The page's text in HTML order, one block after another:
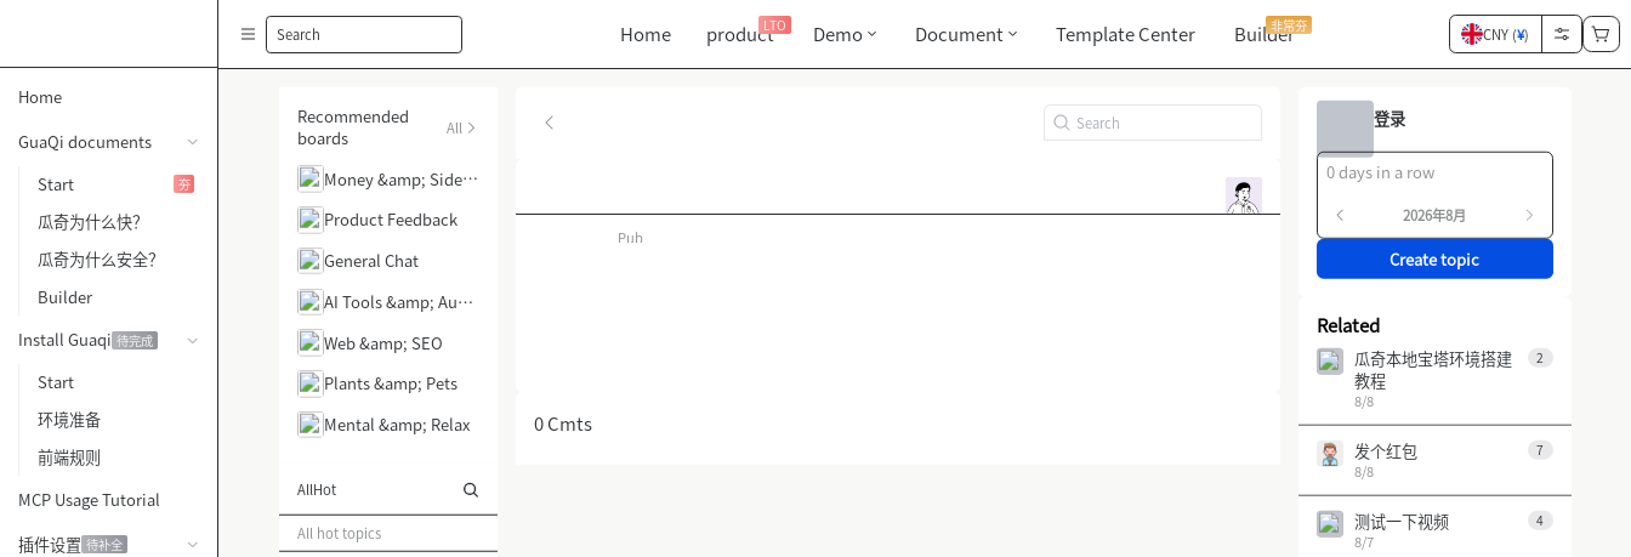
Home
GuaQi documents
Start
夯
瓜奇为什么快？
瓜奇为什么安全？
Builder
Install Guaqi 待完成
Start
环境准备
前端规则
MCP Usage Tutorial
插件设置 待补全
Search Home productLTO Demo Document Template Center Builder
非常夯 CNY (¥)
Pub
0 Cmts
Recommended
boards
All
Money &amp; Side H
Product Feedback
General Chat
AI Tools &amp; Auto
Web &amp; SEO
Plants &amp; Pets
Mental &amp; Relax
AllHot
All hot topics
登录
0 days in a row
2026年8月
Create topic
Related
瓜奇本地宝塔环境搭建
教程
2
8/8
发个红包 7
8/8
测试一下视频 4
8/7